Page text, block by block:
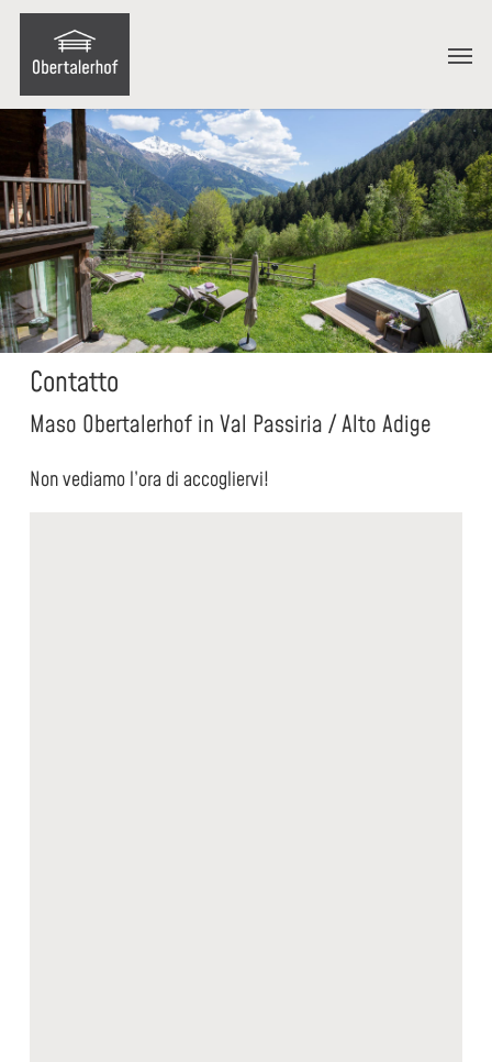
Skip
main
content
Contatto
Maso Obertalerhof in Val Passiria / Alto Adige
Non vediamo l’ora di accogliervi!